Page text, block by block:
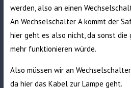
werden, also an einen
An Wechselschalter A kommt der
hier geht es also nicht, da sonst die
mehr funktionieren würde.
Also müssen wir an
da hier das Kabel zur Lampe geht.